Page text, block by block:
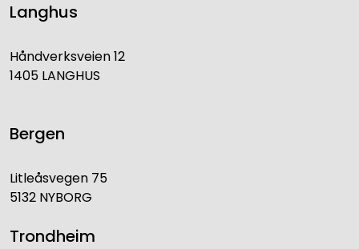
Langhus
Håndverksveien 12
1405 LANGHUS
Bergen
Litleåsvegen 75
5132 NYBORG
Trondheim